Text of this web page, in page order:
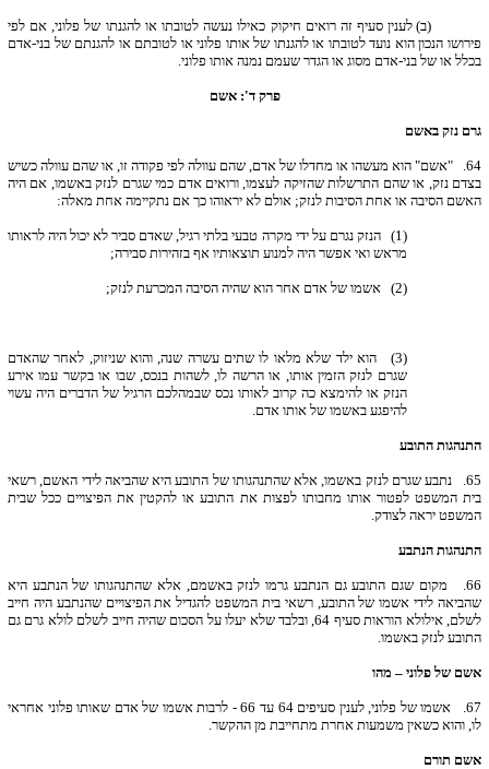
(ב) לענין סעיף זה רואים חיקוק כאילו נעשה לטובתו או להגנתו של פלוני, אם לפי
פירושו הנכון הוא נועד לטובתו או להגנתו של אותו פלוני או לטובתם או להגנתם של בני-אדם
בכלל או של בני-אדם מסוג או הגדר שעמם נמנה אותו פלוני.
פרק ד': אשם
גרם נזק באשם
64.
"אשם" הוא מעשהו או מחדלו של אדם, שהם עוולה לפי פקודה זו, או שהם עוולה כשיש
בצדם נזק, או שהם התרשלות שהזיקה לעצמו, ורואים אדם כמי שגרם לנזק באשמו, אם היה
האשם הסיבה או אחת הסיבות לנזק; אולם לא יראוהו כך אם נתקיימה אחת מאלה:
(1) הנזק נגרם על ידי מקרה טבעי בלתי רגיל, שאדם סביר לא יכול היה לראותו
מראש ואי אפשר היה למנוע תוצאותיו אף בזהירות סבירה;
(2) אשמו של אדם אחר הוא שהיה הסיבה המכרעת לנזק;
(3) הוא ילד שלא מלאו לו שתים עשרה שנה, והוא שניזוק, לאחר שהאדם
שגרם לנזק הזמין אותו, או הרשה לו, לשהות בנכס, שבו או בקשר עמו אירע
הנזק או להימצא כה קרוב לאותו נכס שבמהלכם הרגיל של הדברים היה עשוי
להיפגע באשמו של אותו אדם.
התנהגות התובע
65.
נתבע שגרם לנזק באשמו, אלא שהתנהגותו של התובע היא שהביאה לידי האשם, רשאי
בית המשפט לפטור אותו מחבותו לפצות את התובע או להקטין את הפיצויים ככל שבית
המשפט יראה לצודק.
התנהגות הנתבע
66.
מקום שגם התובע גם הנתבע גרמו לנזק באשמם, אלא שהתנהגותו של הנתבע היא
שהביאה לידי אשמו של התובע, רשאי בית המשפט להגדיל את הפיצויים שהנתבע היה חייב
לשלם, אילולא הוראות סעיף 64, ובלבד שלא יעלו על הסכום שהיה חייב לשלם לולא גרם גם
התובע לנזק באשמו.
אשם של פלוני – מהו
67.
אשמו של פלוני, לענין סעיפים 64 עד 66 - לרבות אשמו של אדם שאותו פלוני אחראי
לו, והוא כשאין משמעות אחרת מתחייבת מן ההקשר.
אשם תורם